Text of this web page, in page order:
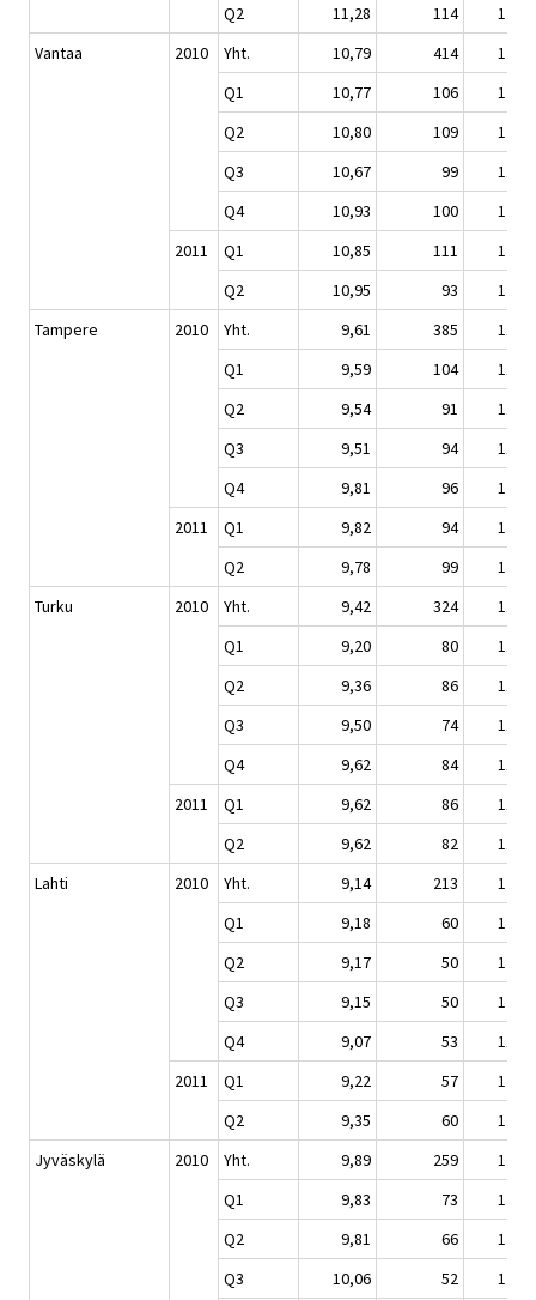
Q2
11,28 114
126,0
Vantaa
2010 Yht. 10,79 414
120,7
Q1
10,77 106
120,5
Q2
10,80 109
120,7
Q3
10,67 99
119,3
Q4
10,93 100
122,2
2011
Q1 10,85 111
121,3
Q2
10,95 93
122,4
Tampere
2010 Yht. 9,61 385
118,9
Q1
9,59 104
118,6
Q2
9,54 91
118,1
Q3
9,51 94
117,6
Q4
9,81 96
121,4
2011
Q1 9,82 94
121,5
Q2
9,78 99
121,1
Turku
2010 Yht. 9,42 324
117,3
Q1
9,20 80
114,5
Q2
9,36 86
116,6
Q3
9,50 74
118,3
Q4
9,62 84
119,8
2011
Q1 9,62 86
119,8
Q2
9,62 82
119,8
Lahti
2010 Yht. 9,14 213
121,0
Q1
9,18 60
121,5
Q2
9,17 50
121,4
Q3
9,15 50
121,0
Q4
9,07 53
119,9
2011
Q1 9,22 57
122,0
Q2
9,35 60
123,7
Jyväskylä
2010 Yht. 9,89 259
122,5
Q1
9,83 73
121,7
Q2
9,81 66
121,5
Q3
10,06 52
124,6